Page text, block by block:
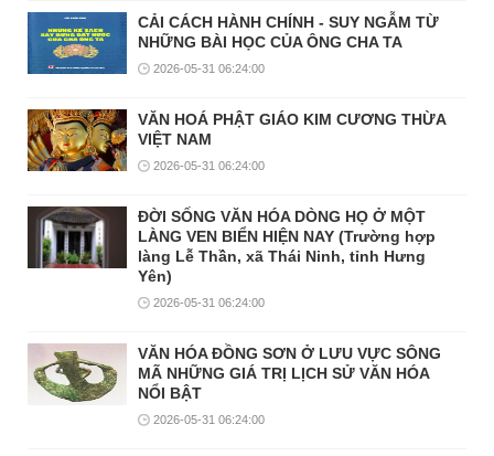
CẢI CÁCH HÀNH CHÍNH - SUY NGẪM TỪ
NHỮNG BÀI HỌC CỦA ÔNG CHA TA
2026-05-31 06:24:00
VĂN HOÁ PHẬT GIÁO KIM CƯƠNG THỪA
VIỆT NAM
2026-05-31 06:24:00
ĐỜI SỐNG VĂN HÓA DÒNG HỌ Ở MỘT
LÀNG VEN BIỂN HIỆN NAY (Trường hợp
làng Lễ Thần, xã Thái Ninh, tỉnh Hưng
Yên)
2026-05-31 06:24:00
VĂN HÓA ĐỒNG SƠN Ở LƯU VỰC SÔNG
MÃ NHỮNG GIÁ TRỊ LỊCH SỬ VĂN HÓA
NỔI BẬT
2026-05-31 06:24:00